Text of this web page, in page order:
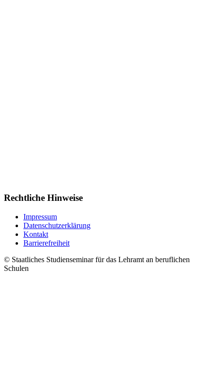
Rechtliche Hinweise
Impressum
Datenschutzerklärung
Kontakt
Barrierefreiheit
© Staatliches Studienseminar für das Lehramt an beruflichen
Schulen